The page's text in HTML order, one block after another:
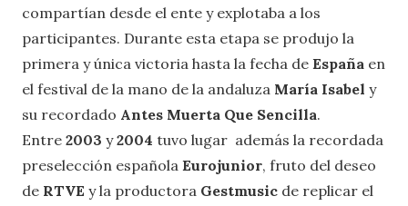
compartían desde el ente y explotaba a los
participantes. Durante esta etapa se produjo la
primera y única victoria hasta la fecha de España en
el festival de la mano de la andaluza María Isabel y
su recordado Antes Muerta Que Sencilla.
Entre 2003 y2004 tuvo lugar además la recordada
preselección española Eurojunior, fruto del deseo
de RTVE y la productora Gestmusic de replicar el